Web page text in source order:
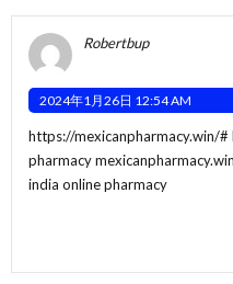
Robertbup
2024年1月26日 12:54 AM
https://mexicanpharmacy.win/#
pharmacy mexicanpharmacy.win
india online pharmacy